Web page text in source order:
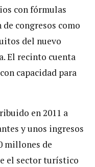
con fórmulas
congresos como
del nuevo
El recinto cuenta
capacidad para
en 2011 a
y unos ingresos
millones de
el sector turístico